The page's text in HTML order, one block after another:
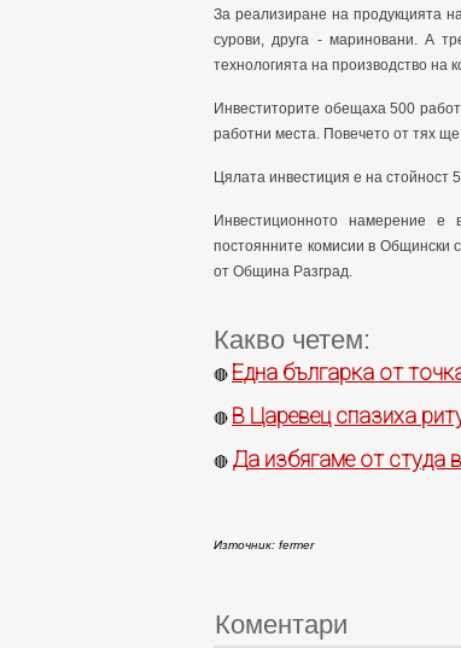
За реализиране на продукцията
сурови, друга - мариновани. А
технологията на производство на
Инвеститорите обещаха 500
работни места. Повечето от тях
Цялата инвестиция е на стойност
Инвестиционното намерение е
постоянните комисии в Общински
от Община Разград.
Какво четем:
🔴 Една българка от
🔴 В Царевец спазиха
🔴 Да избягаме от студа
Източник: fermer
Коментари